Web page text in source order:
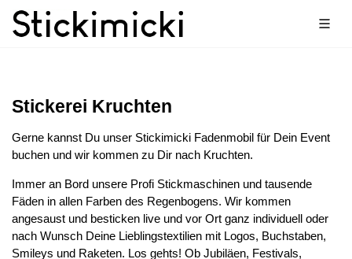
Stickerei Kruchten
Gerne kannst Du unser Stickimicki Fadenmobil für Dein Event
buchen und wir kommen zu Dir nach Kruchten.
Immer an Bord unsere Profi Stickmaschinen und tausende
Fäden in allen Farben des Regenbogens. Wir kommen
angesaust und besticken live und vor Ort ganz individuell oder
nach Wunsch Deine Lieblingstextilien mit Logos, Buchstaben,
Smileys und Raketen. Los gehts! Ob Jubiläen, Festivals,